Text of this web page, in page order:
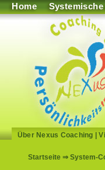
Home
Über Nexus Coaching |
Startseite ⇒ System-